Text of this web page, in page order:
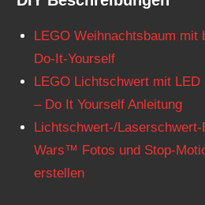
LEGO Weihnachtsbaum mit
Do-It-Yourself
LEGO Lichtschwert mit
– Do It Yourself Anleitung
Lichtschwert-/
Wars™ Fotos und Stop-
erstellen